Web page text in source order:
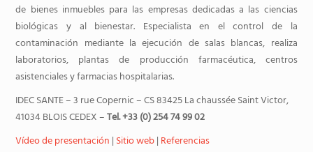
de bienes inmuebles para las empresas dedicadas a las ciencias
biológicas y al bienestar. Especialista en el control de la
contaminación mediante la ejecución de salas blancas, realiza
laboratorios, plantas de producción farmacéutica, centros
asistenciales y farmacias hospitalarias.
IDEC SANTE – 3 rue Copernic – CS 83425 La chaussée Saint Victor,
41034 BLOIS CEDEX –Tel. +33 (0) 254 74 99 02
Vídeo de presentación | Sitio web| Referencias